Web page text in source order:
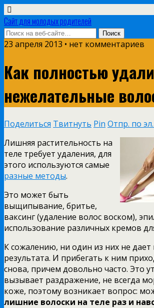
Сайт для молодых родителей
23 апреля 2013 • нет комментариев
Как полностью
нежелательные
Поделиться Твитнуть Pin Отпр. по
Лишняя растительность на
теле требует удаления, для
этого используются самые
разные методы.
Это может быть
выщипывание, бритье,
ваксинг (удаление волос воском),
использование различных кремов
К сожалению, ни один из них не дает
результата. И прибегать к ним
снова, причем довольно часто. Это
вызывает раздражение, не всегда
коже, поэтому возникает вопрос:
лишние волоски на теле раз и